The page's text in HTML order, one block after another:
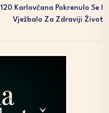
120 Karlovčana Pokrenulo Se I
Vježbalo Za Zdraviji Život